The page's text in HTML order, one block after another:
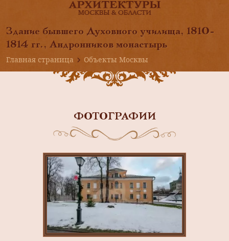
Здание бывшего Духовного училища, 1810-
1814 гг., Андронников монастырь
Главная страница
Объекты Москвы
ФОТОГРАФИИ